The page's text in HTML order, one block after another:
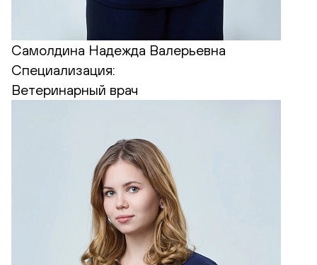
Самолдина Надежда Валерьевна
Специализация:
Ветеринарный врач